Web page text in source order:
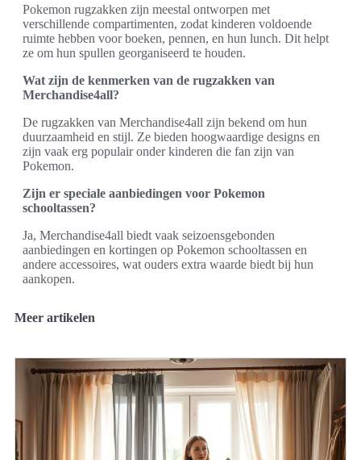
Pokemon rugzakken zijn meestal ontworpen met
verschillende compartimenten, zodat kinderen voldoende
ruimte hebben voor boeken, pennen, en hun lunch. Dit helpt
ze om hun spullen georganiseerd te houden.
Wat zijn de kenmerken van de rugzakken van
Merchandise4all?
De rugzakken van Merchandise4all zijn bekend om hun
duurzaamheid en stijl. Ze bieden hoogwaardige designs en
zijn vaak erg populair onder kinderen die fan zijn van
Pokemon.
Zijn er speciale aanbiedingen voor Pokemon
schooltassen?
Ja, Merchandise4all biedt vaak seizoensgebonden
aanbiedingen en kortingen op Pokemon schooltassen en
andere accessoires, wat ouders extra waarde biedt bij hun
aankopen.
Meer artikelen